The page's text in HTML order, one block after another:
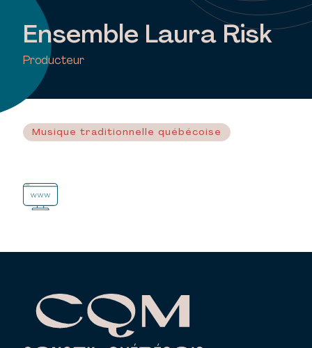
Ensemble Laura Risk
Producteur
Musique traditionnelle québécoise